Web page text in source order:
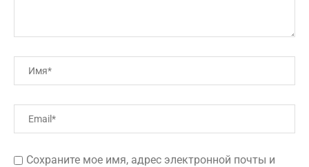
Сохраните мое имя, адрес электронной почты и